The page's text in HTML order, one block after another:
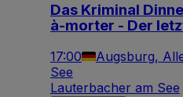
Das Kriminal
à-morter - Der
17:00 Augsburg,
See
Lauterbacher am See